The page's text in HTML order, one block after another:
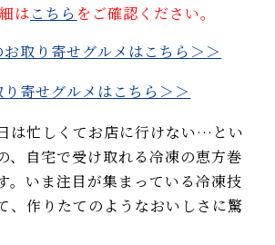
はこちら をご確認ください。
取り寄せグルメはこちら＞＞
寄せグルメはこちら＞＞
は忙しくてお店に行けない…とい
、自宅で受け取れる冷凍の恵方巻
。いま注目が集まっている冷凍技
、作りたてのようなおいしさに驚